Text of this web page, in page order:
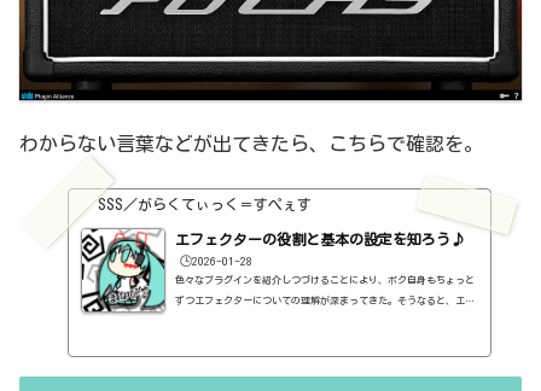
わからない言葉などが出てきたら、こちらで確認を。
SSS／がらくてぃっく＝すぺぇす
エフェクターの役割と基本の設定を知ろう♪
🕒️2026-01-28
色々なプラグインを紹介しつづけることにより、ボク自身もちょっと
ずつエフェクターについての理解が深まってきた。そうなると、エフ